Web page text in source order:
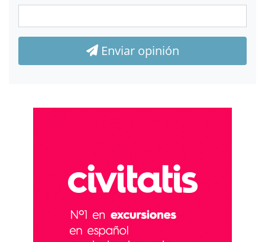
Enviar opinión